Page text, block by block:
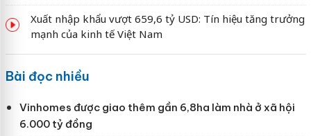
Xuất nhập khẩu vượt 659,6 tỷ USD: Tín hiệu tăng trưởng
mạnh của kinh tế Việt Nam
Bài đọc nhiều
Vinhomes được giao thêm gần 6,8ha làm nhà ở xã hội
6.000 tỷ đồng